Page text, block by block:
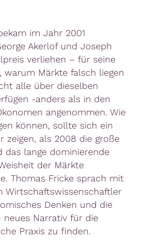
im Jahr 2001
Akerlof und Joseph
verliehen – für seine
warum Märkte falsch liegen
alle über dieselben
-anders als in den
angenommen. Wie
können, sollte sich ein
zeigen, als 2008 die große
das lange dominierende
der Märkte
Thomas Fricke sprach mit
Wirtschaftswissenschaftler
Denken und die
neues Narrativ für die
Praxis zu finden.